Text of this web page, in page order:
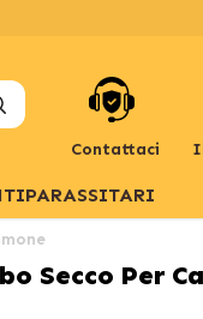
Contattaci
Secco Per